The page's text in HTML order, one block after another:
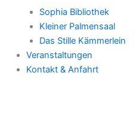
Sophia Bibliothek
Kleiner Palmensaal
Das Stille Kämmerlein
Veranstaltungen
Kontakt & Anfahrt